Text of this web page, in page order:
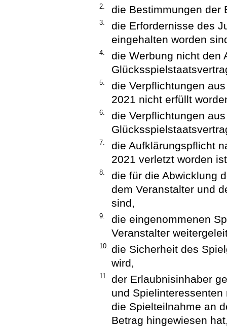
2. die Bestimmungen der
3.
die Erfordernisse des
eingehalten worden
4.
die Werbung nicht den
5.
die Verpflichtungen
2021 nicht erfüllt
6.
die Verpflichtungen
7.
die Aufklärungspflicht
2021 verletzt worden
8.
die für die Abwicklung
dem Veranstalter und
sind,
9.
die eingenommenen
Veranstalter
10. die Sicherheit des
wird,
11. der Erlaubnisinhaber
und
die Spielteilnahme an
Betrag hingewiesen